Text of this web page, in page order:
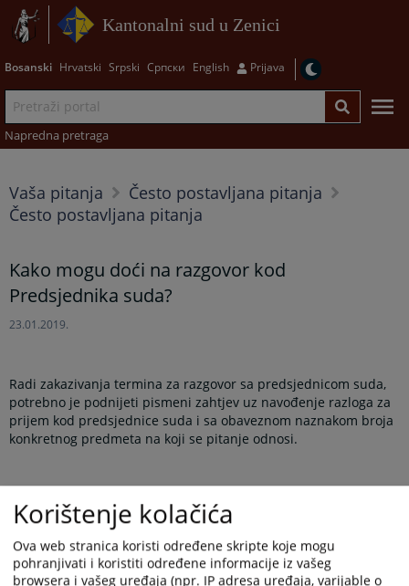
Kantonalni sud u Zenici
Bosanski Hrvatski Srpski Српски English Prijava
Napredna pretraga
Vaša pitanja
Često postavljana pitanja
Često postavljana pitanja
Kako mogu doći na razgovor kod
Predsjednika suda?
23.01.2019.
Radi zakazivanja termina za razgovor sa predsjednicom suda,
potrebno je podnijeti pismeni zahtjev uz navođenje razloga za
prijem kod predsjednice suda i sa obaveznom naznakom broja
konkretnog predmeta na koji se pitanje odnosi.
prijem stranaka. Predsjednica suda prima stranke jedan put
mjesečno i to svake prve srijede u mjesecu u periodu od 11,00
do 13,00 sati.
Korištenje kolačića
Ova web stranica koristi određene skripte koje mogu
pohranjivati i koristiti određene informacije iz vašeg
browsera i vašeg uređaja (npr. IP adresa uređaja, varijable o